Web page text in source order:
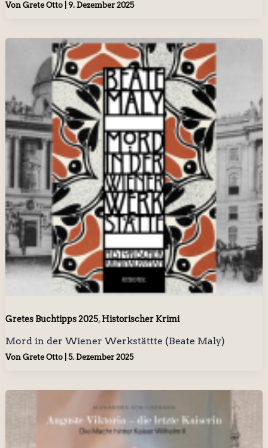
Von Grete Otto 9. Dezember 2025
Gretes Buchtipps 2025,Historischer Krimi
Mord in der Wiener Werkstättte (Beate Maly)
Von Grete Otto 5. Dezember 2025